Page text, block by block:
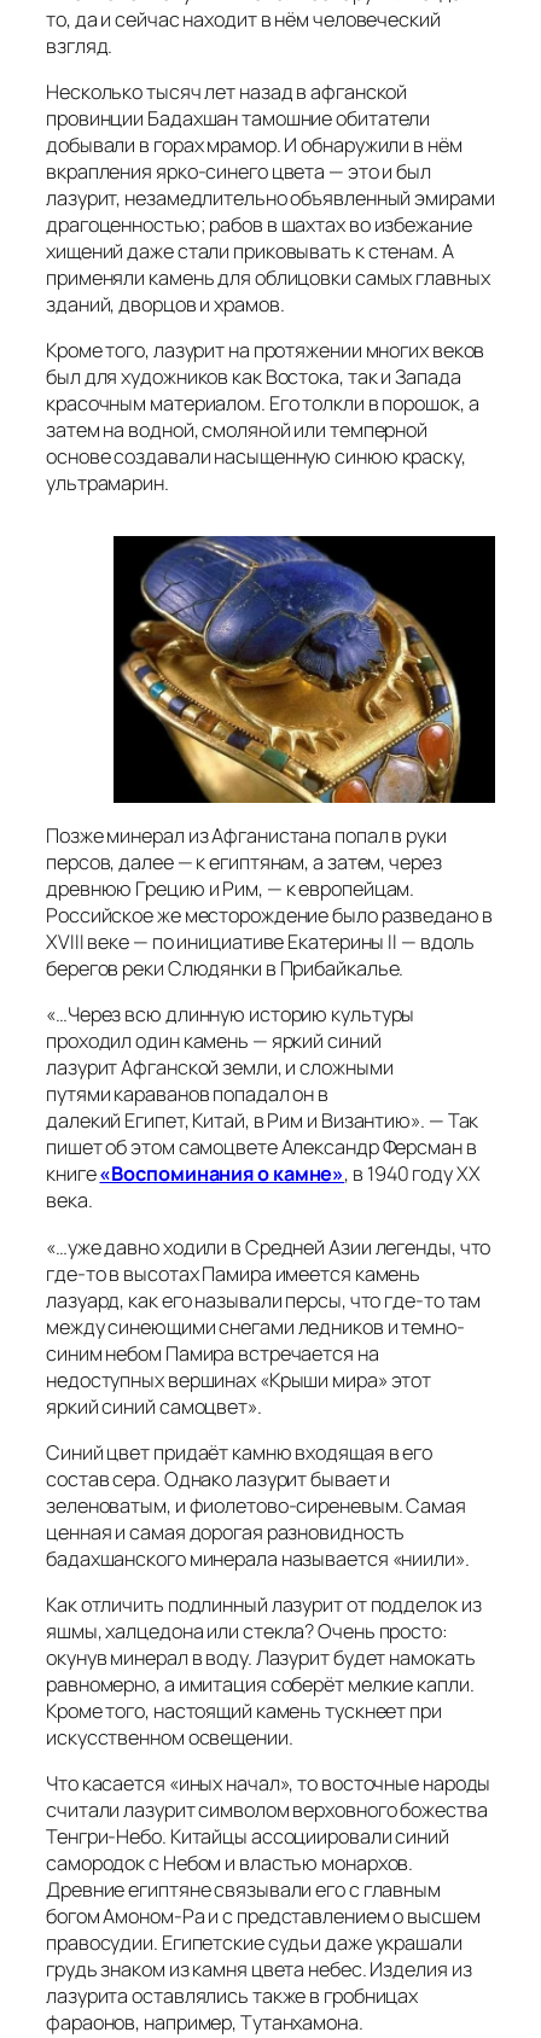
то, да и сейчас находит в нём человеческий
взгляд.
Несколько тысяч лет назад в афганской
провинции Бадахшан тамошние обитатели
добывали в горах мрамор. И обнаружили в нём
вкрапления ярко-синего цвета — это и был
лазурит, незамедлительно объявленный эмирами
драгоценностью; рабов в шахтах во избежание
хищений даже стали приковывать к стенам. А
применяли камень для облицовки самых главных
зданий, дворцов и храмов.
Кроме того, лазурит на протяжении многих веков
был для художников как Востока, так и Западa
красочным материалом. Его толкли в порошок, а
затем на водной, смоляной или темперной
ocновe создавали насыщенную синюю краску,
ультрамарин.
Позже минерал из Афганистана попал в pуки
пepcoв, далеe — к египтянам, а затем, через
древнюю Грецию и Рим, — к европейцам.
Рocсийскоe же мecтoрождение было разведано в
XVIII веке — по инициативе Екатерины II — вдоль
берегов реки Слюдянки в Прибайкалье.
«…Через всю длинную историю культуры
проходил один камень — яркий синий
лазурит Афганской земли, и сложными
путями караванов попадал он в
далекий Египет, Китай, в Рим и Византию». — Так
пишет об этом самоцвете Александр Ферсман в
книге«Воспоминания о камне», в 1940 году ХХ
века.
«…уже давно ходили в Средней Азии легенды, что
где-то в высотах Памира имеется камень
лазуард, как его называли персы, что где-то там
между синеющими снегами ледников и темно-
синим небом Памира встречается на
недоступных вершинах «Крыши мира» этот
яркий синий самоцвет».
Синий цвет придаёт камню входящая в его
состав сера. Однако лазурит бывает и
зеленоватым, и фиолетово-сиреневым. Самая
ценная и самая дорогая разновидность
бадахшанского минерала называется «ниили».
Как отличить подлинный лазурит от подделок из
яшмы, халцедона или стекла? Очень просто:
oкунув минерал в воду. Лазурит будет намокать
равномepнo, а имитация coбeрёт мелкие капли.
Кроме того, настоящий камень тускнеет при
искусственном освещении.
Что касается «иных начал», то восточные народы
считали лазурит символом верховного божества
Тенгри-Небо. Китайцы ассоциировали синий
caмopoдок с Небом и властью монархов.
Древние египтяне связывали его с главным
богом Aмоном-Pa и с представлением о высшем
пpaвocудии. Египетские судьи даже украшали
грудь знаком из камня цвета небес. Изделия из
лазурита оставлялись также в гробницах
фapaoнов, например, Tутанхамона.